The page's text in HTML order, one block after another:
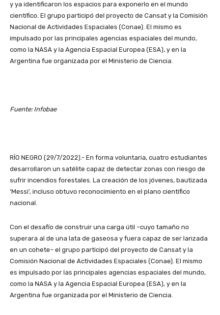
y ya identificaron los espacios para exponerlo en el mundo
científico. El grupo participó del proyecto de Cansat y la Comisión
Nacional de Actividades Espaciales (Conae). El mismo es
impulsado por las principales agencias espaciales del mundo,
como la NASA y la Agencia Espacial Europea (ESA), y en la
Argentina fue organizada por el Ministerio de Ciencia.
Fuente: Infobae
RÍO NEGRO (29/7/2022).- En forma voluntaria, cuatro estudiantes
desarrollaron un satélite capaz de detectar zonas con riesgo de
sufrir incendios forestales. La creación de los jóvenes, bautizada
‘Messi’, incluso obtuvo reconocimiento en el plano científico
nacional.
Con el desafío de construir una carga útil –cuyo tamaño no
superara al de una lata de gaseosa y fuera capaz de ser lanzada
en un cohete– el grupo participó del proyecto de Cansat y la
Comisión Nacional de Actividades Espaciales (Conae). El mismo
es impulsado por las principales agencias espaciales del mundo,
como la NASA y la Agencia Espacial Europea (ESA), y en la
Argentina fue organizada por el Ministerio de Ciencia.